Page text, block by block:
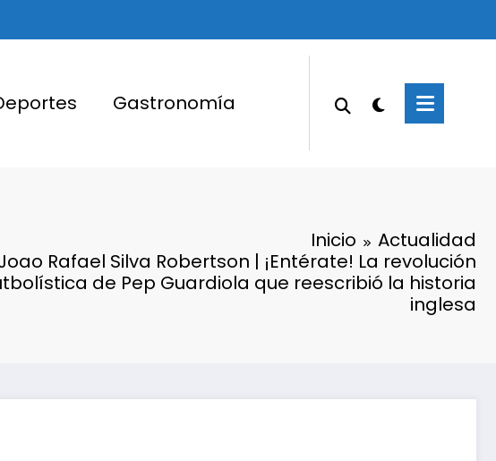
Gastronomía
Inicio
Actualidad
Rafael Silva Robertson | ¡Entérate! La revolución
de Pep Guardiola que reescribió la historia
inglesa